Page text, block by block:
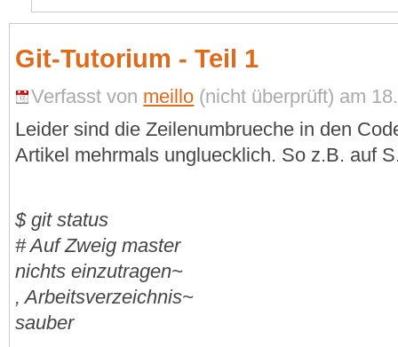
Git-Tutorium - Teil 1
Verfasst von meillo (nicht überprüft) am
Leider sind die Zeilenumbrueche in den
Artikel mehrmals ungluecklich. So z.B. auf
$ git status
# Auf Zweig master
nichts einzutragen~
, Arbeitsverzeichnis~
sauber